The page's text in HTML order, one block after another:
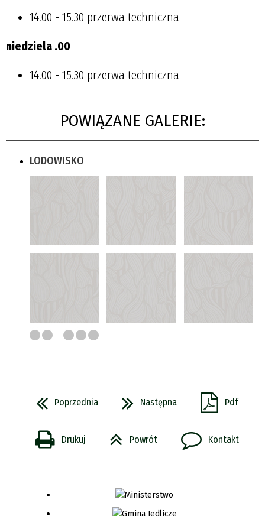
14.00 - 15.30 przerwa techniczna
niedziela .00
14.00 - 15.30 przerwa techniczna
POWIĄZANE GALERIE:
LODOWISKO
Poprzednia Następna Pdf
Drukuj Powrót Kontakt